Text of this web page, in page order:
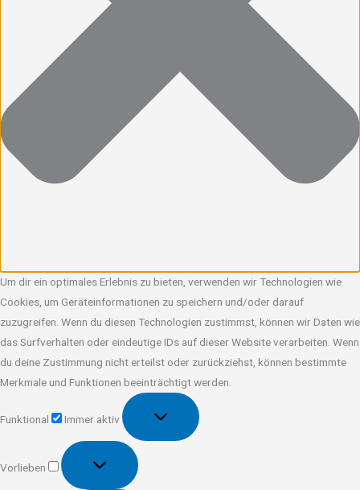
Um dir ein optimales Erlebnis zu bieten, verwenden wir Technologien wie
Cookies, um Geräteinformationen zu speichern und/oder darauf
zuzugreifen. Wenn du diesen Technologien zustimmst, können wir Daten wie
das Surfverhalten oder eindeutige IDs auf dieser Website verarbeiten. Wenn
du deine Zustimmung nicht erteilst oder zurückziehst, können bestimmte
Merkmale und Funktionen beeinträchtigt werden.
Funktional
Immer aktiv
Vorlieben
Vorlieben